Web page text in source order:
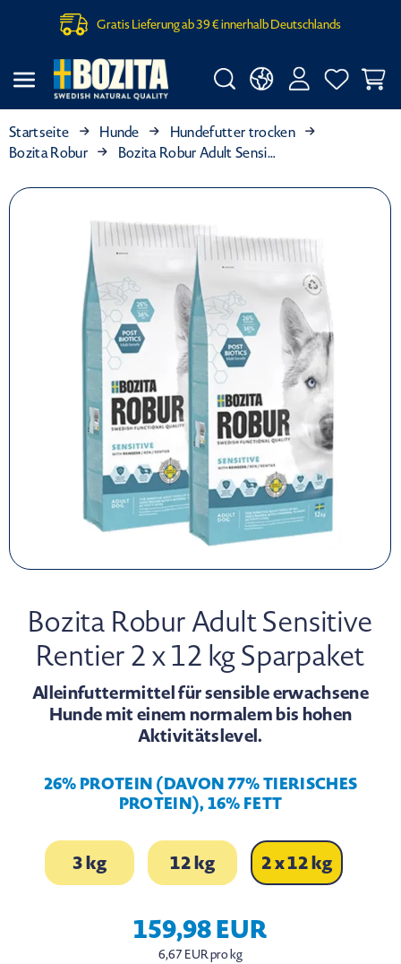
Gratis Lieferung ab 39 € innerhalb Deutschlands
Startseite Hunde
Hundefutter trocken
Bozita Robur
Bozita Robur Adult Sensitive Rentier 2 x 12 kg Sparpaket
Bozita Robur Adult Sensitive
Rentier 2 x 12 kg Sparpaket
Alleinfuttermittel für sensible erwachsene
Hunde mit einem normalem bis hohen
Aktivitätslevel.
26% PROTEIN (DAVON 77% TIERISCHES
PROTEIN), 16% FETT
3 kg 12 kg 2 x 12 kg
159,98 EUR
6,67 EUR pro kg